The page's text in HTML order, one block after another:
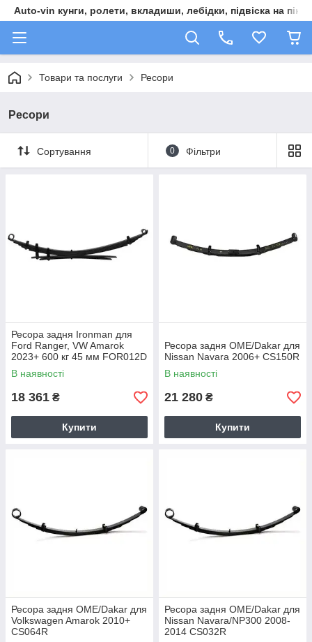
Auto-vin кунги, ролети, вкладиши, лебідки, підвіска на пікап
Товари та послуги Ресори
Ресори
Сортування 0 Фільтри
Ресора задня Ironman для
Ford Ranger, VW Amarok
2023+ 600 кг 45 мм FOR012D
В наявності
18 361 ₴
Купити
Ресора задня OME/Dakar для
Nissan Navara 2006+ CS150R
В наявності
21 280 ₴
Купити
Ресора задня OME/Dakar для
Volkswagen Amarok 2010+
CS064R
Ресора задня OME/Dakar для
Nissan Navara/NP300 2008-
2014 CS032R